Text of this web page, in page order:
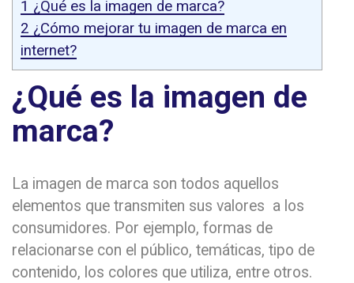
1 ¿Qué es la imagen de marca?
2 ¿Cómo mejorar tu imagen de marca en
internet?
¿Qué es la imagen de
marca?
La imagen de marca son todos aquellos
elementos que transmiten sus valores a los
consumidores. Por ejemplo, formas de
relacionarse con el público, temáticas, tipo de
contenido, los colores que utiliza, entre otros.